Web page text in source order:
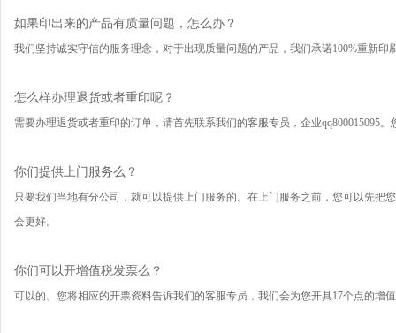
如果印出来的产品有质量问题，怎么办？
我们坚持诚实守信的服务理念，对于出现质量问题的产品，我们承诺100%重新印
怎么样办理退货或者重印呢？
需要办理退货或者重印的订单，请首先联系我们的客服专员，企业qq800015095
你们提供上门服务么？
只要我们当地有分公司，就可以提供上门服务的。在上门服务之前，您可以先
会更好。
你们可以开增值税发票么？
可以的。您将相应的开票资料告诉我们的客服专员，我们会为您开具17个点的增